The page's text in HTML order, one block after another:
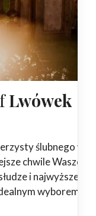
Lwówek
ślubnego w
chwile Waszego
i najwyższej
wyborem!